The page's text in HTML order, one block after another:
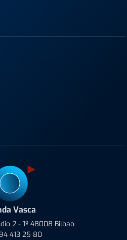
Vasca
2 - 1º 48008 Bilbao
94 413 25 80